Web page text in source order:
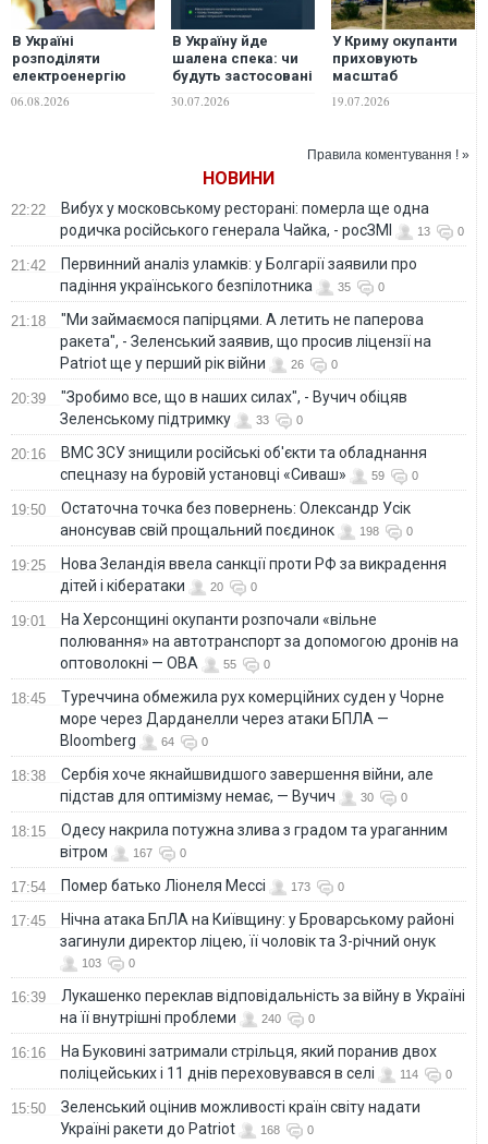
В Україні
розподіляти
електроенергію
будуть по-новому:
Шмигаль розкрив
06.08.2026
В Україну йде
шалена спека: чи
будуть застосовані
графіки
відключення
30.07.2026
У Криму окупанти
приховують
масштаб
відключень світла
19.07.2026
Правила коментування ! »
НОВИНИ
22:22
Вибух у московському ресторані: померла ще одна
родичка російського генерала Чайка, - росЗМІ
13 0
21:42
Первинний аналіз уламків: у Болгарії заявили про
падіння українського безпілотника
35 0
21:18
"Ми займаємося папірцями. А летить не паперова
ракета", - Зеленський заявив, що просив ліцензії на
Patriot ще у перший рік війни
26 0
20:39
"Зробимо все, що в наших силах", - Вучич обіцяв
Зеленському підтримку
33 0
20:16
ВМС ЗСУ знищили російські об'єкти та обладнання
спецназу на буровій установці «Сиваш»
59 0
19:50
Остаточна точка без повернень: Олександр Усік
анонсував свій прощальний поєдинок
198 0
19:25
Нова Зеландія ввела санкції проти РФ за викрадення
дітей і кібератаки
20 0
19:01
На Херсонщині окупанти розпочали «вільне
полювання» на автотранспорт за допомогою дронів на
оптоволокні — ОВА
55 0
18:45
Туреччина обмежила рух комерційних суден у Чорне
море через Дарданелли через атаки БПЛА —
Bloomberg
64 0
18:38
Сербія хоче якнайшвидшого завершення війни, але
підстав для оптимізму немає, — Вучич
30 0
18:15
Одесу накрила потужна злива з градом та ураганним
вітром
167 0
17:54 Помер батько Ліонеля Мессі 173 0
17:45
Нічна атака БпЛА на Київщину: у Броварському районі
загинули директор ліцею, її чоловік та 3-річний онук
103 0
16:39
Лукашенко переклав відповідальність за війну в Україні
на її внутрішні проблеми
240 0
16:16
На Буковині затримали стрільця, який поранив двох
поліцейських і 11 днів переховувався в селі
114 0
15:50
Зеленський оцінив можливості країн світу надати
Україні ракети до Patriot
168 0